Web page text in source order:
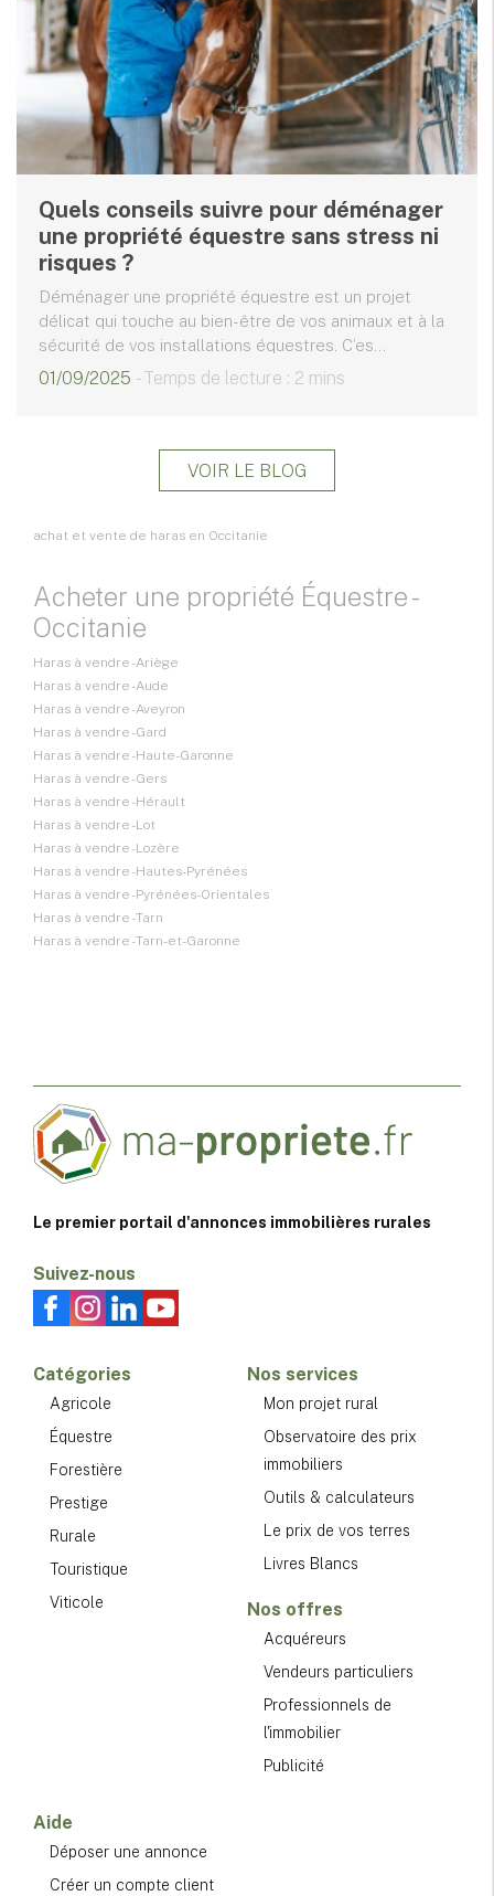
Quels conseils suivre pour déménager
une propriété équestre sans stress ni
risques ?
Déménager une propriété équestre est un projet
délicat qui touche au bien-être de vos animaux et à la
sécurité de vos installations équestres. C’es...
01/09/2025 - Temps de lecture : 2 mins
VOIR LE BLOG
achat et vente de haras en Occitanie
Acheter une propriété Équestre -
Occitanie
Haras à vendre - Ariège
Haras à vendre - Aude
Haras à vendre - Aveyron
Haras à vendre - Gard
Haras à vendre - Haute-Garonne
Haras à vendre - Gers
Haras à vendre - Hérault
Haras à vendre - Lot
Haras à vendre - Lozère
Haras à vendre - Hautes-Pyrénées
Haras à vendre - Pyrénées-Orientales
Haras à vendre - Tarn
Haras à vendre - Tarn-et-Garonne
Le premier portail d'annonces immobilières rurales
Suivez-nous
Catégories
Agricole
Équestre
Forestière
Prestige
Rurale
Touristique
Viticole
Nos services
Mon projet rural
Observatoire des prix
immobiliers
Outils & calculateurs
Le prix de vos terres
Livres Blancs
Nos offres
Acquéreurs
Vendeurs particuliers
Professionnels de
l'immobilier
Publicité
Aide
Déposer une annonce
Créer un compte client